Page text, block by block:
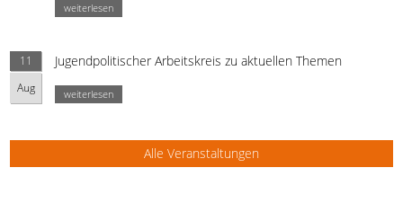
weiterlesen
11
Aug
Jugendpolitischer Arbeitskreis zu aktuellen Themen
weiterlesen
Alle Veranstaltungen